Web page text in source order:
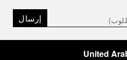
إرسال
United